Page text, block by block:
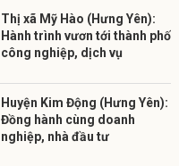
Thị xã Mỹ Hào (Hưng Yên):
Hành trình vươn tới thành phố
công nghiệp, dịch vụ
Huyện Kim Động (Hưng Yên):
Đồng hành cùng doanh
nghiệp, nhà đầu tư